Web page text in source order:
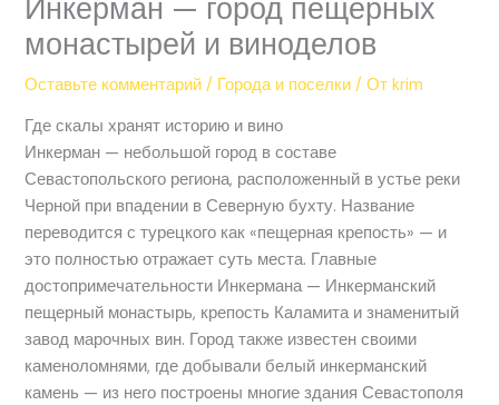
Инкерман — город пещерных
монастырей и виноделов
Оставьте комментарий / Города и поселки / Отkrim
Где скалы хранят историю и вино
Инкерман — небольшой город в составе
Севастопольского региона, расположенный в устье реки
Черной при впадении в Северную бухту. Название
переводится с турецкого как «пещерная крепость» — и
это полностью отражает суть места. Главные
достопримечательности Инкермана — Инкерманский
пещерный монастырь, крепость Каламита и знаменитый
завод марочных вин. Город также известен своими
каменоломнями, где добывали белый инкерманский
камень — из него построены многие здания Севастополя